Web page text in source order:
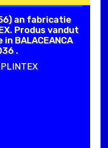
an fabricatie
Produs vandut
BALACEANCA
.